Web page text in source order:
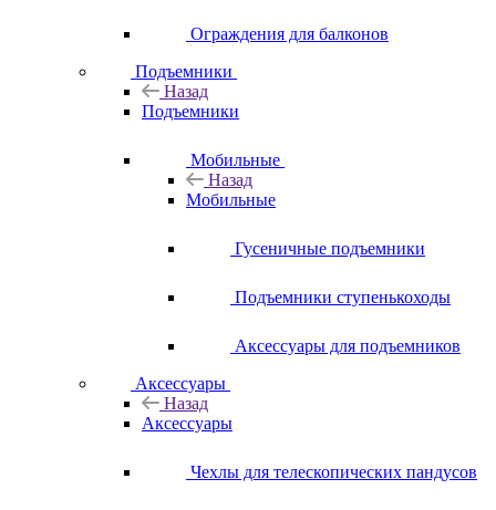
Ограждения для балконов
Подъемники
Назад
Подъемники
Мобильные
Назад
Мобильные
Гусеничные подъемники
Подъемники ступенькоходы
Аксессуары для подъемников
Аксессуары
Назад
Аксессуары
Чехлы для телескопических пандусов